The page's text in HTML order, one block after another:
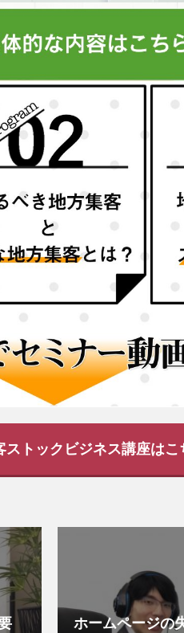
ストックビジネス講座はこ
ホームページの